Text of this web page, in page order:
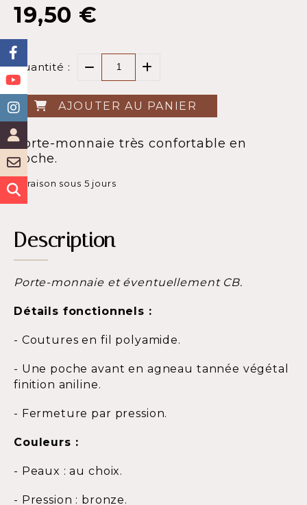
19,50 €
Quantité :
AJOUTER AU PANIER
Porte-monnaie très confortable en
poche.
Livraison sous 5 jours
Description
Porte-monnaie et éventuellement CB.
Détails fonctionnels :
- Coutures en fil polyamide.
- Une poche avant en agneau tannée végétal
finition aniline.
- Fermeture par pression.
Couleurs :
- Peaux : au choix.
- Pression : bronze.